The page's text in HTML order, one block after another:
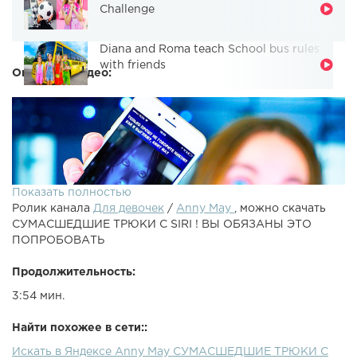
Challenge
Diana and Roma teach School bus rules
with friends
Описание видео:
ПОПРОБОВАТЬПредыдущее видео: ►Instagram - ►Я в
Подписаться - Большое спасибо за лайк и подписку
Показать полностью
Ролик канала Для девочек / Anny May
, можно скачать
СУМАСШЕДШИЕ ТРЮКИ С SIRI ! ВЫ ОБЯЗАНЫ ЭТО
ПОПРОБОВАТЬ
Продолжительность:
3:54 мин.
Найти похожее в сети::
Искать в Яндексе Anny May СУМАСШЕДШИЕ ТРЮКИ С